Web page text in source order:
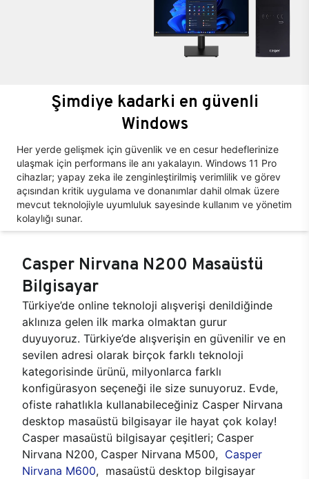
Şimdiye kadarki en güvenli
Windows
Her yerde gelişmek için güvenlik ve en cesur hedeflerinize
ulaşmak için performans ile anı yakalayın. Windows 11 Pro
cihazlar; yapay zeka ile zenginleştirilmiş verimlilik ve görev
açısından kritik uygulama ve donanımlar dahil olmak üzere
mevcut teknolojiyle uyumluluk sayesinde kullanım ve yönetim
kolaylığı sunar.
Casper Nirvana N200 Masaüstü
Bilgisayar
Türkiye’de online teknoloji alışverişi denildiğinde
aklınıza gelen ilk marka olmaktan gurur
duyuyoruz. Türkiye’de alışverişin en güvenilir ve en
sevilen adresi olarak birçok farklı teknoloji
kategorisinde ürünü, milyonlarca farklı
konfigürasyon seçeneği ile size sunuyoruz. Evde,
ofiste rahatlıkla kullanabileceğiniz Casper Nirvana
desktop masaüstü bilgisayar ile hayat çok kolay!
Casper masaüstü bilgisayar çeşitleri; Casper
Nirvana N200, Casper Nirvana M500, Casper
Nirvana M600, masaüstü desktop bilgisayar